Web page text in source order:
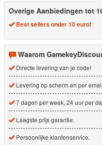
Overige Aanbiedingen tot
Best sellers onder 10 euro!
Waarom
Directe levering van je code!
Levering op scherm en per
7 dagen per week, 24 uur per
Laagste prijs garantie.
Persoonlijke klantenservice.